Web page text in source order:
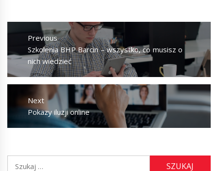
Nawigacja
wpisuPrevious
Previous
post:
Szkolenia BHP Barcin – wszystko, co musisz o
nich wiedzieć
Next
Next
Pokazy iluzji online